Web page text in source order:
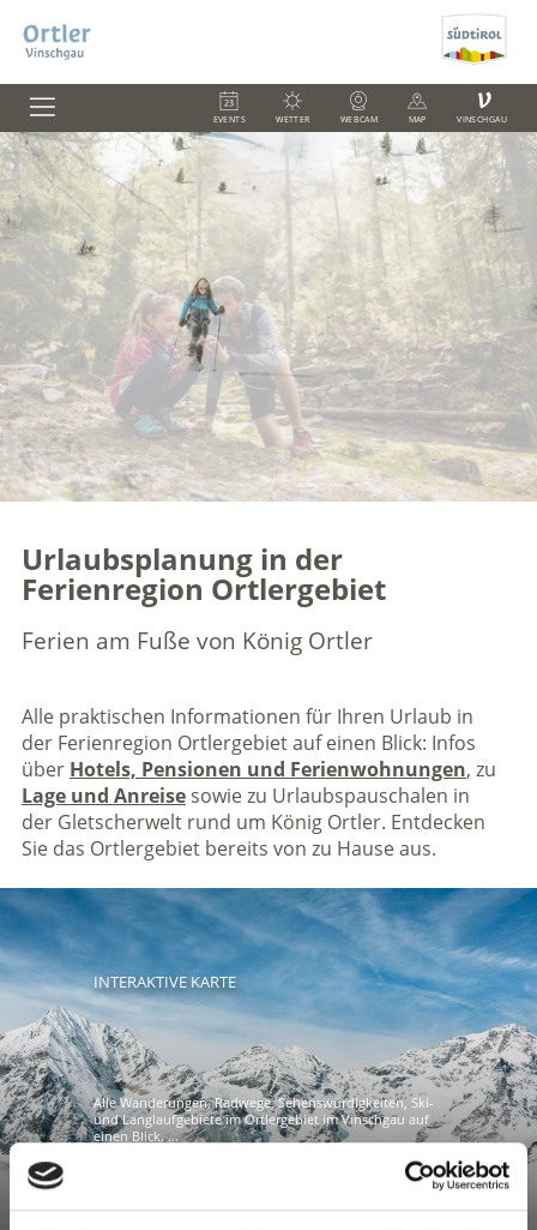
EVENTS WETTER WEBCAM MAP
V
VINSCHGAU
Urlaubsplanung in der
Ferienregion Ortlergebiet
Ferien am Fuße von König Ortler
Alle praktischen Informationen für Ihren Urlaub in
der Ferienregion Ortlergebiet auf einen Blick: Infos
über Hotels, Pensionen und Ferienwohnungen, zu
Lage und Anreisesowie zu Urlaubspauschalen in
der Gletscherwelt rund um König Ortler. Entdecken
Sie das Ortlergebiet bereits von zu Hause aus.
INTERAKTIVE KARTE
Alle Wanderungen, Radwege, Sehenswürdigkeiten, Ski-
und Langlaufgebiete im Ortlergebiet im Vinschgau auf
einen Blick. ...